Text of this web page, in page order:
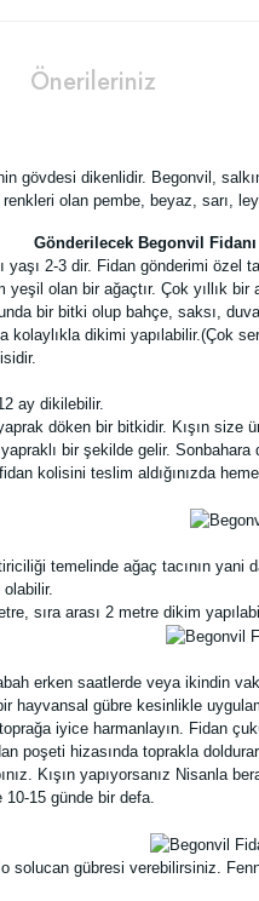
Önerileriniz
gövdesi dikenlidir. Begonvil,
olan pembe, beyaz, sarı,
Gönderilecek Begonvil
2-3 dir. Fidan gönderimi özel
olan bir ağaçtır. Çok yıllık
bir bitki olup bahçe, saksı,
kolaylıkla dikimi yapılabilir.(Çok
ay dikilebilir.
döken bir bitkidir. Kışın size
bir şekilde gelir.
kolisini teslim aldığınızda
temelinde ağaç tacının
sıra arası 2 metre dikim
erken saatlerde veya ikindin
hayvansal gübre kesinlikle
iyice harmanlayın. Fidan
poşeti hizasında toprakla
Kışın yapıyorsanız Nisanla
15 günde bir defa.
gübresi verebilirsiniz.